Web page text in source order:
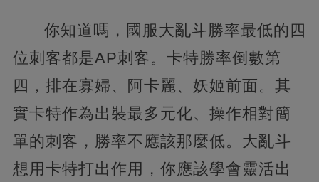
你知道嗎，國服大亂斗勝率最低的四
位刺客都是AP刺客。卡特勝率倒數第
四，排在寡婦、阿卡麗、妖姬前面。其
實卡特作為出裝最多元化、操作相對簡
單的刺客，勝率不應該那麼低。大亂斗
想用卡特打出作用，你應該學會靈活出